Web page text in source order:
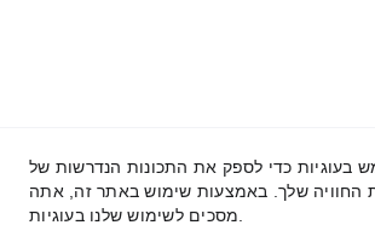
Terms and Conditions
בעוגיות כדי לספק את התכונות הנדרשות של
החוויה שלך. באמצעות שימוש באתר זה, אתה